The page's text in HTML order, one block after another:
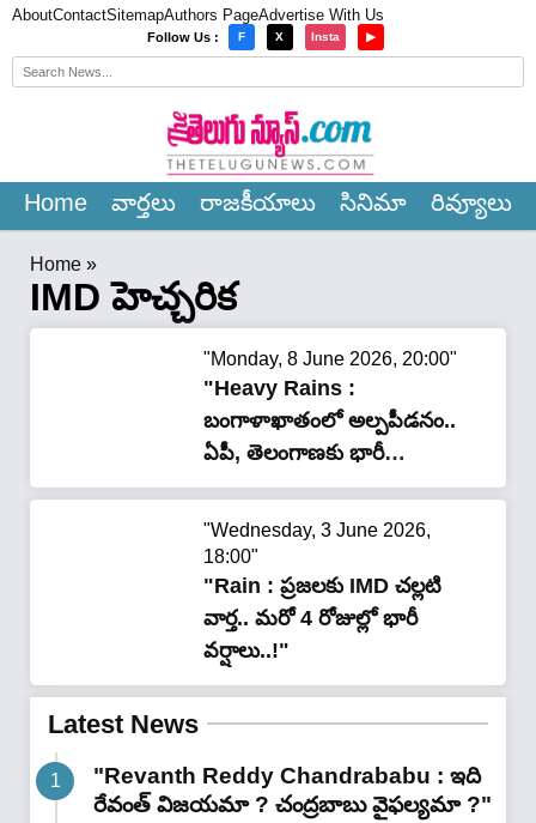
AboutContactSitemapAuthors PageAdvertise With Us
Follow Us : F X Insta ▶
Home వార్త‌లు రాజ‌కీయాలు సినిమా రివ్యూలు
Home »
IMD హెచ్చరిక
"Monday, 8 June 2026, 20:00"
"Heavy Rains :
బంగాళాఖాతంలో అల్పపీడనం..
ఏపీ, తెలంగాణకు భారీ
వర్షాలు..!"
"Wednesday, 3 June 2026,
18:00"
"Rain : ప్ర‌జ‌ల‌కు IMD చ‌ల్ల‌టి
వార్త‌.. మరో 4 రోజుల్లో భారీ
వర్షాలు..!"
Latest News
"Revanth Reddy Chandrababu : ఇది
రేవంత్ విజయమా ? చంద్రబాబు వైఫల్యమా ?"